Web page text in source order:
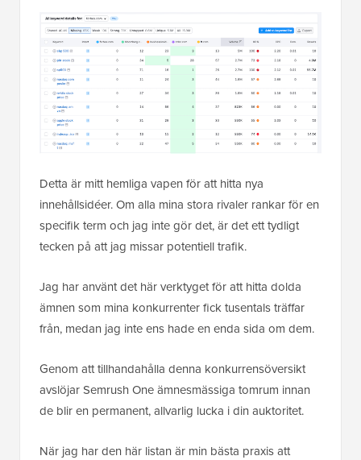
Detta är mitt hemliga vapen för att hitta nya
innehållsidéer. Om alla mina stora rivaler rankar för en
specifik term och jag inte gör det, är det ett tydligt
tecken på att jag missar potentiell trafik.
Jag har använt det här verktyget för att hitta dolda
ämnen som mina konkurrenter fick tusentals träffar
från, medan jag inte ens hade en enda sida om dem.
Genom att tillhandahålla denna konkurrensöversikt
avslöjar Semrush One ämnesmässiga tomrum innan
de blir en permanent, allvarlig lucka i din auktoritet.
När jag har den här listan är min bästa praxis att